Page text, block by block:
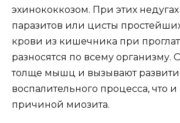
эхинококкозом. При этих
паразитов или цисты
крови из кишечника при
разносятся по всему организму.
толще мышц и вызывают
воспалительного процесса, что и
причиной миозита.